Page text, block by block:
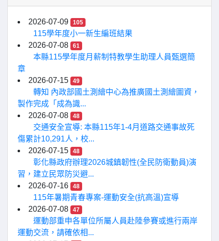
2026-07-09 105
115學年度小一新生編班結果
2026-07-08
61
本縣115學年度月薪制特教學生助理人員甄選簡
章
2026-07-15
49
轉知 內政部國土測繪中心為推廣國土測繪圖資，
製作完成「成為識...
2026-07-08
48
交通安全宣導: 本縣115年1-4月道路交通事故死
傷累計10,291人，校...
2026-07-15
48
彰化縣政府辦理2026城鎮韌性(全民防衛動員)演
習，建立民眾防災避...
2026-07-16
48
115年暑期青春專案-運動安全(抗高溫)宣導
2026-07-08
47
運動部重申各單位所屬人員赴陸參賽或進行兩岸
運動交流，請確依相...